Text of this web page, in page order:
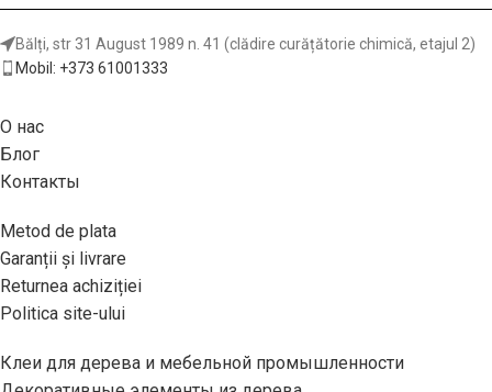
Обрабатываемые
материалы:твёрдые и мягкие
Bălți, str 31 August 1989 n. 41 (clădire curățătorie chimică, etajul 2)
Mobil: +373 61001333
О нас
Блог
Контакты
Metod de plata
Garanții și livrare
Returnea achiziției
Politica site-ului
Клеи для дерева и мебельной промышленности